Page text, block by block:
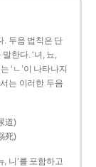
. 두음 법칙은 단
한다. ‘녀, 뇨,
‘ㄴ’이 나타나지
는 이러한 두음
道)
死)
, 니’를 포함하고